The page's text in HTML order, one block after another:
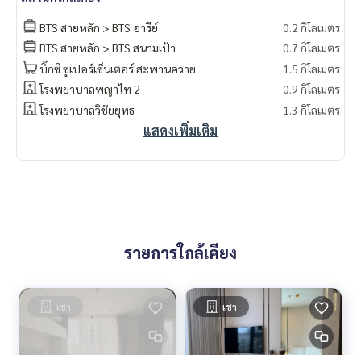
BTS สายหลัก > BTS อารีย์
0.2 กิโลเมตร
BTS สายหลัก > BTS สนามเป้า
0.7 กิโลเมตร
บิ๊กซี ซูเปอร์เซ็นเตอร์ สะพานควาย
1.5 กิโลเมตร
โรงพยาบาลพญาไท 2
0.9 กิโลเมตร
โรงพยาบาลวิชัยยุทธ
1.3 กิโลเมตร
แสดงเพิ่มเติม
รายการใกล้เคียง
เช่า เช่า